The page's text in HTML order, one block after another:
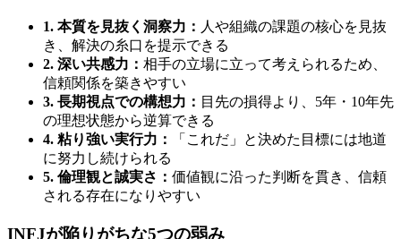
1. 本質を見抜く洞察力： 人や組織の課題の核心を見抜
き、解決の糸口を提示できる
2. 深い共感力： 相手の立場に立って考えられるため、
信頼関係を築きやすい
3. 長期視点での構想力： 目先の損得より、5年・10年先
の理想状態から逆算できる
4. 粘り強い実行力：
「これだ」と決めた目標には地道
に努力し続けられる
5. 倫理観と誠実さ： 価値観に沿った判断を貫き、信頼
される存在になりやすい
INFJが陥りがちな5つの弱み